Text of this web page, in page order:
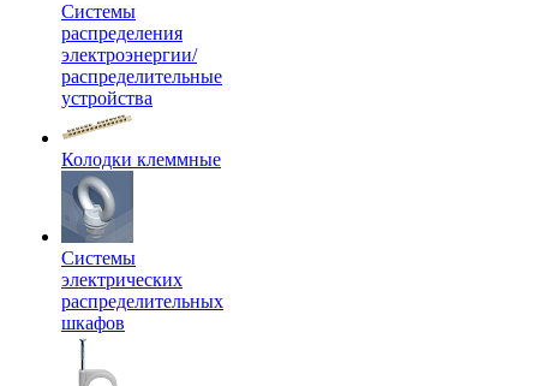
Системы
распределения
электроэнергии/
распределительные
устройства
Колодки клеммные
Системы
электрических
распределительных
шкафов